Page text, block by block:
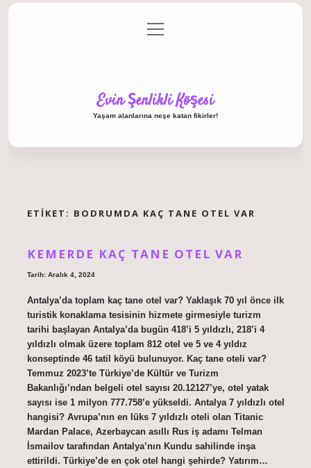
Gizlilik Politikası
menüyü
aç
Evin Şenlikli Köşesi
Yaşam alanlarına neşe katan fikirler!
ETIKET: BODRUMDA KAÇ TANE OTEL VAR
KEMERDE KAÇ TANE OTEL VAR
Tarih: Aralık 4, 2024
Antalya’da toplam kaç tane otel var? Yaklaşık 70 yıl önce ilk
turistik konaklama tesisinin hizmete girmesiyle turizm
tarihi başlayan Antalya’da bugün 418’i 5 yıldızlı, 218’i 4
yıldızlı olmak üzere toplam 812 otel ve 5 ve 4 yıldız
konseptinde 46 tatil köyü bulunuyor. Kaç tane oteli var?
Temmuz 2023’te Türkiye’de Kültür ve Turizm
Bakanlığı’ndan belgeli otel sayısı 20.12127’ye, otel yatak
sayısı ise 1 milyon 777.758’e yükseldi. Antalya 7 yıldızlı otel
hangisi? Avrupa’nın en lüks 7 yıldızlı oteli olan Titanic
Mardan Palace, Azerbaycan asıllı Rus iş adamı Telman
İsmailov tarafından Antalya’nın Kundu sahilinde inşa
ettirildi. Türkiye’de en çok otel hangi şehirde? Yatırım…